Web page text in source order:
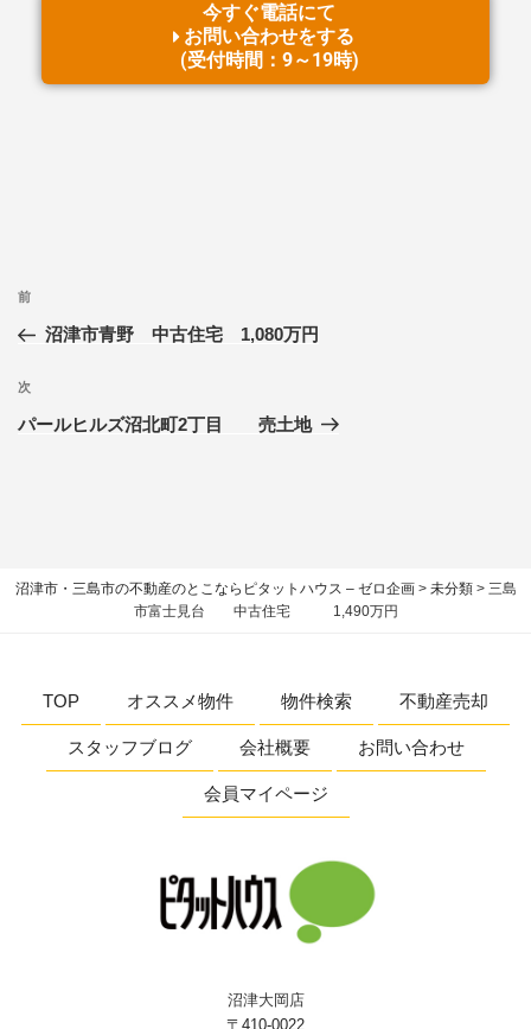
今すぐ電話にて
お問い合わせをする
(受付時間：9～19時)
前
沼津市青野 中古住宅 1,080万円
次
パールヒルズ沼北町2丁目 売土地
沼津市・三島市の不動産のとこならピタットハウス – ゼロ企画> 未分類> 三島
市富士見台 中古住宅 1,490万円
TOP オススメ物件 物件検索 不動産売却
スタッフブログ 会社概要 お問い合わせ
会員マイページ
沼津大岡店
〒410-0022